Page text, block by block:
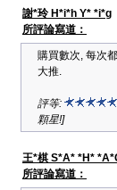
謝*玲 H*i*h Y* *i*g
所評論寫道：
購買數次, 每次
大推.
評等:
顆星!]
王*棋 S*A* *H*
所評論寫道：